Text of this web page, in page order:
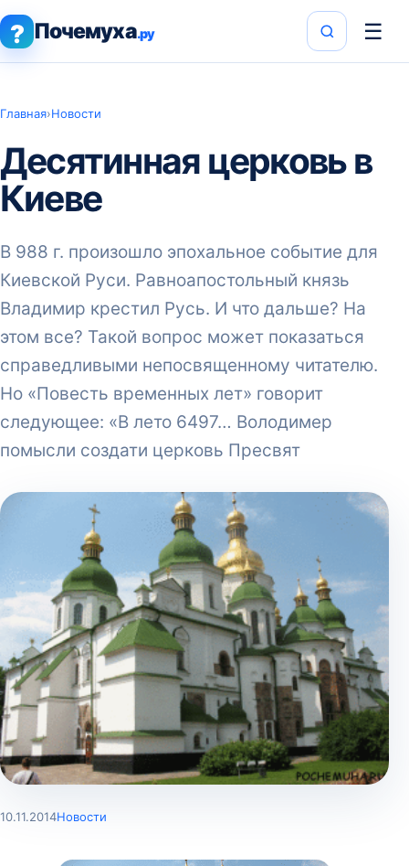
? Почемуха.ру ☰
Главная›Новости
Десятинная церковь в
Киеве
В 988 г. произошло эпохальное событие для
Киевской Руси. Равноапостольный князь
Владимир крестил Русь. И что дальше? На
этом все? Такой вопрос может показаться
справедливыми непосвященному читателю.
Но «Повесть временных лет» говорит
следующее: «В лето 6497… Володимер
помысли создати церковь Пресвят
10.11.2014Новости